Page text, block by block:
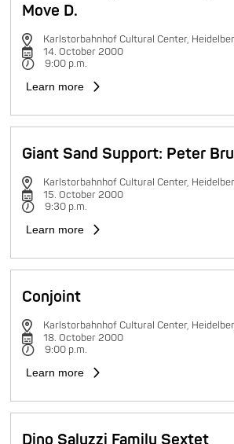
Move D.
Karlstorbahnhof Cultural Center,
14. October 2000
9:00 p.m.
Learn more
Giant Sand Support: Peter
Karlstorbahnhof Cultural Center,
15. October 2000
9:30 p.m.
Learn more
Conjoint
Karlstorbahnhof Cultural Center,
18. October 2000
9:00 p.m.
Learn more
Dino Saluzzi Family Sextet